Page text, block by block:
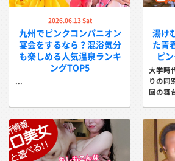
2026.06.13 Sat
九州でピンクコンパニオン
宴会をするなら？混浴気分
も楽しめる人気温泉ランキ
ングTOP5
...
湯け
た青
ピ
大学時
りの同
回の舞